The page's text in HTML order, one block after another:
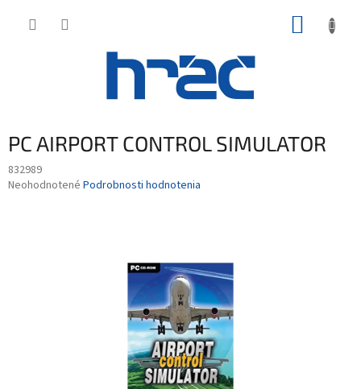
PC AIRPORT CONTROL SIMULATOR
832989
Priemerné
Neohodnotené Podrobnosti hodnotenia